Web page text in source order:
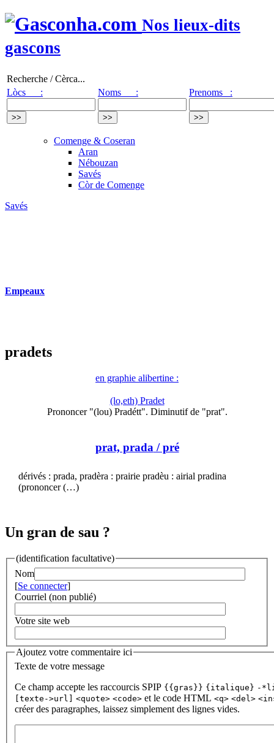
Nos lieux-dits
gascons
Recherche / Cèrca...
Lòcs :
Noms : Prenoms :
Comenge & Coseran
Aran
Nébouzan
Savés
Còr de Comenge
Savés
Empeaux
pradets
en graphie alibertine :
(lo,eth) Pradet
Prononcer "(lou) Pradétt". Diminutif de "prat".
prat, prada / pré
dérivés : prada, pradèra : prairie pradèu : airial pradina
(prononcer (…)
Un gran de sau ?
(identification facultative)
Nom
[Se connecter]
Courriel (non publié)
Votre site web
Ajoutez votre commentaire ici
Texte de votre message
Ce champ accepte les raccourcis SPIP {{gras}} {italique} -
[texte->url]
<quote> <code> et le code HTML <q> <del>
créer des paragraphes, laissez simplement des lignes vides.